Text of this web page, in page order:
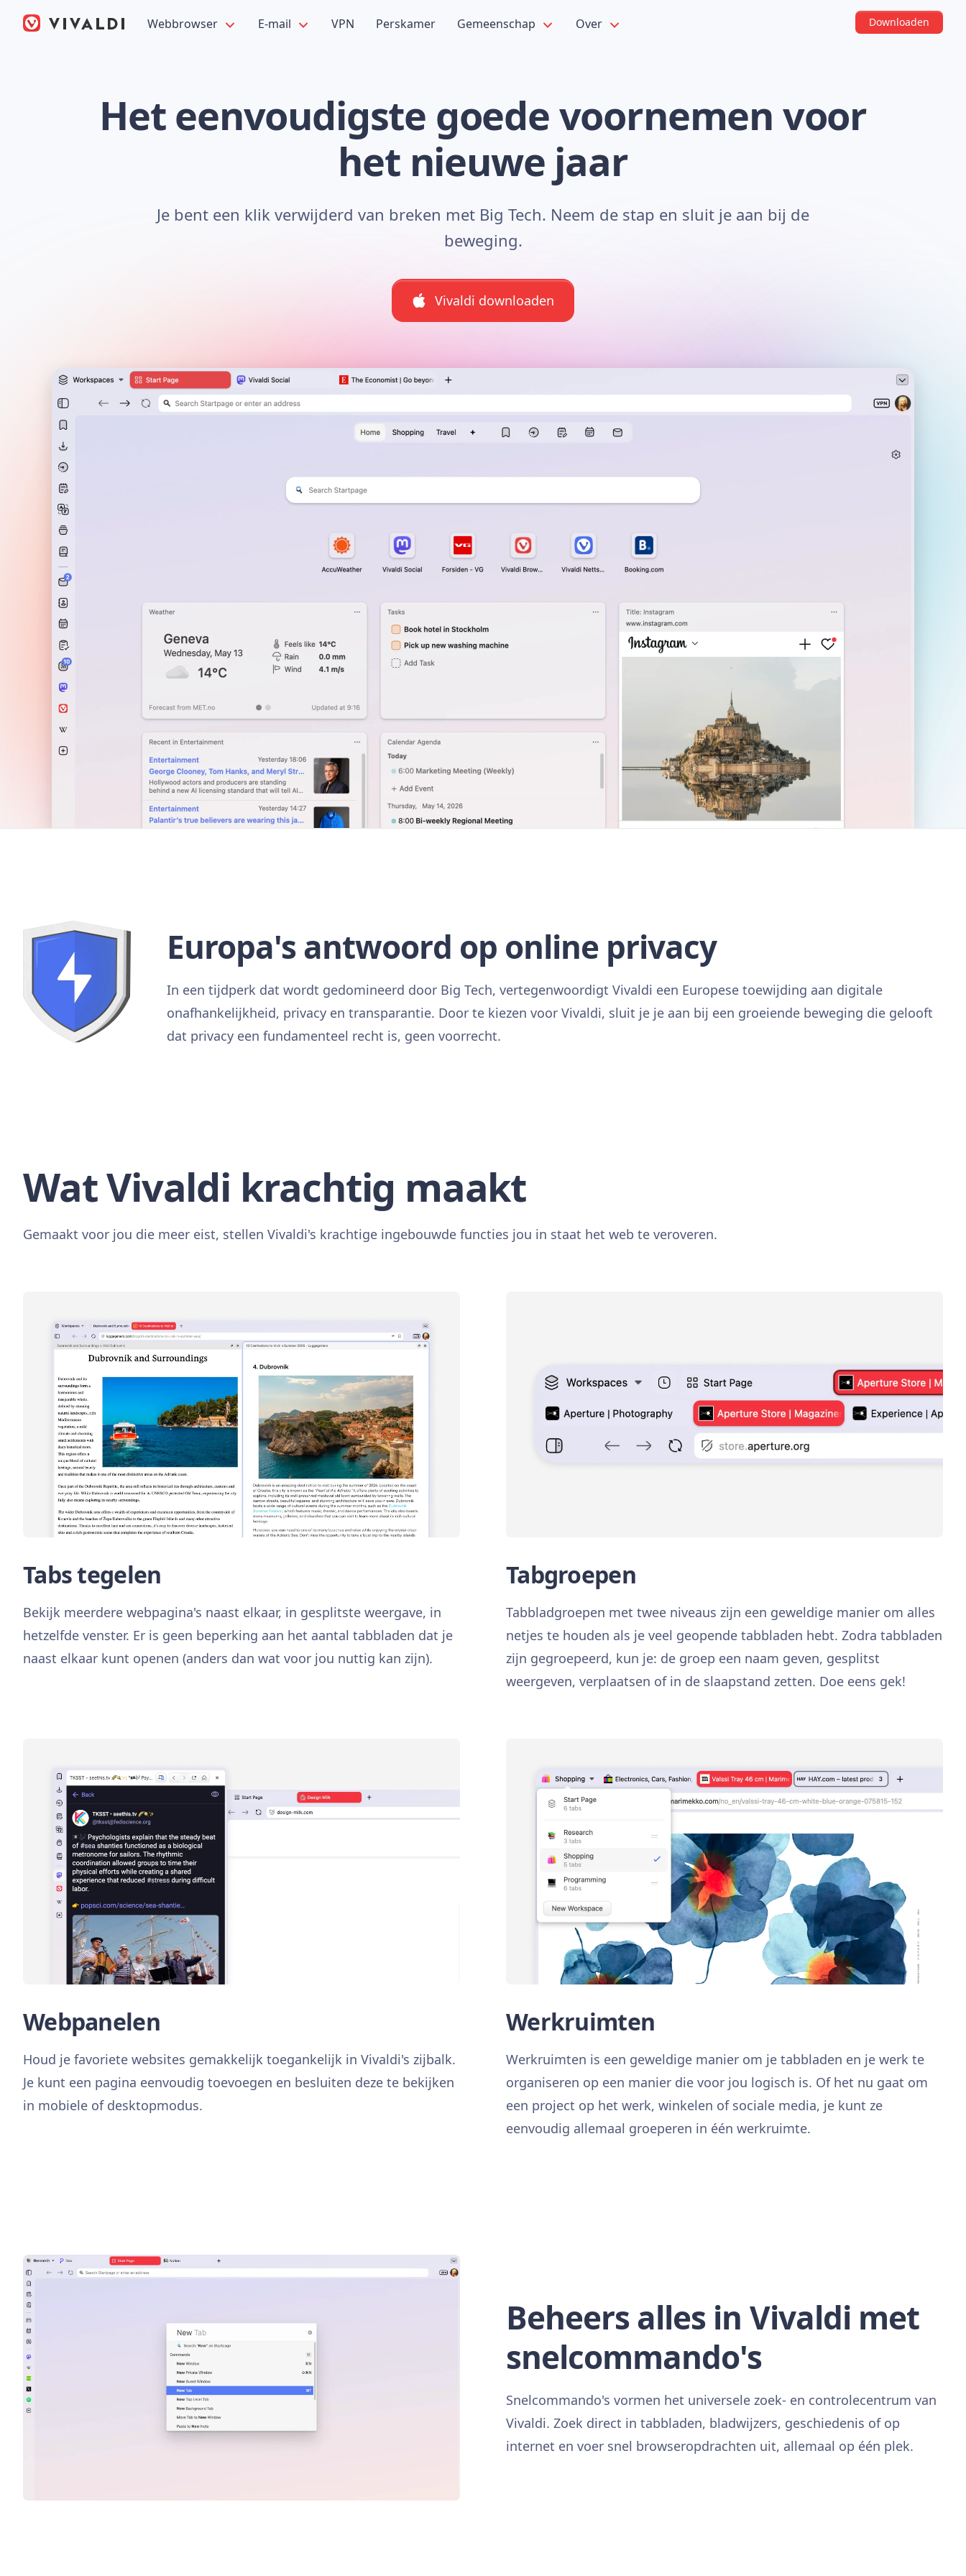
Webbrowser E-mail VPN Perskamer Gemeenschap Over Downloaden
Het eenvoudigste goede voornemen voor
het nieuwe jaar
Je bent een klik verwijderd van breken met Big Tech. Neem de stap en sluit je aan bij de
beweging.
Vivaldi downloaden
Europa's antwoord op online privacy
In een tijdperk dat wordt gedomineerd door Big Tech, vertegenwoordigt Vivaldi een Europese toewijding aan digitale
onafhankelijkheid, privacy en transparantie. Door te kiezen voor Vivaldi, sluit je je aan bij een groeiende beweging die gelooft
dat privacy een fundamenteel recht is, geen voorrecht.
Wat Vivaldi krachtig maakt
Gemaakt voor jou die meer eist, stellen Vivaldi's krachtige ingebouwde functies jou in staat het web te veroveren.
Tabs tegelen
Bekijk meerdere webpagina's naast elkaar, in gesplitste weergave, in
hetzelfde venster. Er is geen beperking aan het aantal tabbladen dat je
naast elkaar kunt openen (anders dan wat voor jou nuttig kan zijn).
Tabgroepen
Tabbladgroepen met twee niveaus zijn een geweldige manier om alles
netjes te houden als je veel geopende tabbladen hebt. Zodra tabbladen
zijn gegroepeerd, kun je: de groep een naam geven, gesplitst
weergeven, verplaatsen of in de slaapstand zetten. Doe eens gek!
Webpanelen
Houd je favoriete websites gemakkelijk toegankelijk in Vivaldi's zijbalk.
Je kunt een pagina eenvoudig toevoegen en besluiten deze te bekijken
in mobiele of desktopmodus.
Werkruimten
Werkruimten is een geweldige manier om je tabbladen en je werk te
organiseren op een manier die voor jou logisch is. Of het nu gaat om
een project op het werk, winkelen of sociale media, je kunt ze
eenvoudig allemaal groeperen in één werkruimte.
Beheers alles in Vivaldi met
snelcommando's
Snelcommando's vormen het universele zoek- en controlecentrum van
Vivaldi. Zoek direct in tabbladen, bladwijzers, geschiedenis of op
internet en voer snel browseropdrachten uit, allemaal op één plek.